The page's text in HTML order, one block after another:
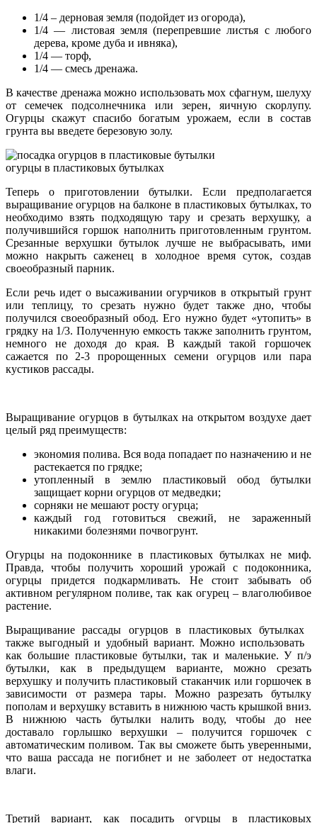
1/4 – дерновая земля (подойдет из огорода),
1/4 — листовая земля (перепревшие листья с любого
дерева, кроме дуба и ивняка),
1/4 — торф,
1/4 — смесь дренажа.
В качестве дренажа можно использовать мох сфагнум, шелуху
от семечек подсолнечника или зерен, яичную скорлупу.
Огурцы скажут спасибо богатым урожаем, если в состав
грунта вы введете березовую золу.
огурцы в пластиковых бутылках
Теперь о приготовлении бутылки. Если предполагается
выращивание огурцов на балконе в пластиковых бутылках, то
необходимо взять подходящую тару и срезать верхушку, а
получившийся горшок наполнить приготовленным грунтом.
Срезанные верхушки бутылок лучше не выбрасывать, ими
можно накрыть саженец в холодное время суток, создав
своеобразный парник.
Если речь идет о высаживании огурчиков в открытый грунт
или теплицу, то срезать нужно будет также дно, чтобы
получился своеобразный обод. Его нужно будет «утопить» в
грядку на 1/3. Полученную емкость также заполнить грунтом,
немного не доходя до края. В каждый такой горшочек
сажается по 2-3 пророщенных семени огурцов или пара
кустиков рассады.
Выращивание огурцов в бутылках на открытом воздухе дает
целый ряд преимуществ:
экономия полива. Вся вода попадает по назначению и не
растекается по грядке;
утопленный в землю пластиковый обод бутылки
защищает корни огурцов от медведки;
сорняки не мешают росту огурца;
каждый год готовиться свежий, не зараженный
никакими болезнями почвогрунт.
Огурцы на подоконнике в пластиковых бутылках не миф.
Правда, чтобы получить хороший урожай с подоконника,
огурцы придется подкармливать. Не стоит забывать об
активном регулярном поливе, так как огурец – влаголюбивое
растение.
Выращивание рассады огурцов в пластиковых бутылках
также выгодный и удобный вариант. Можно использовать
как большие пластиковые бутылки, так и маленькие. У п/э
бутылки, как в предыдущем варианте, можно срезать
верхушку и получить пластиковый стаканчик или горшочек в
зависимости от размера тары. Можно разрезать бутылку
пополам и верхушку вставить в нижнюю часть крышкой вниз.
В нижнюю часть бутылки налить воду, чтобы до нее
доставало горлышко верхушки – получится горшочек с
автоматическим поливом. Так вы сможете быть уверенными,
что ваша рассада не погибнет и не заболеет от недостатка
влаги.
Третий вариант, как посадить огурцы в пластиковых